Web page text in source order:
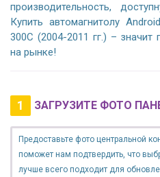
производительность,
Купить автомагнитолу
300C (2004-2011 гг.) – значит
на рынке!
1 ЗАГРУЗИТЕ ФОТО
Предоставьте фото центральной
поможет нам подтвердить, что
лучше всего подходит для